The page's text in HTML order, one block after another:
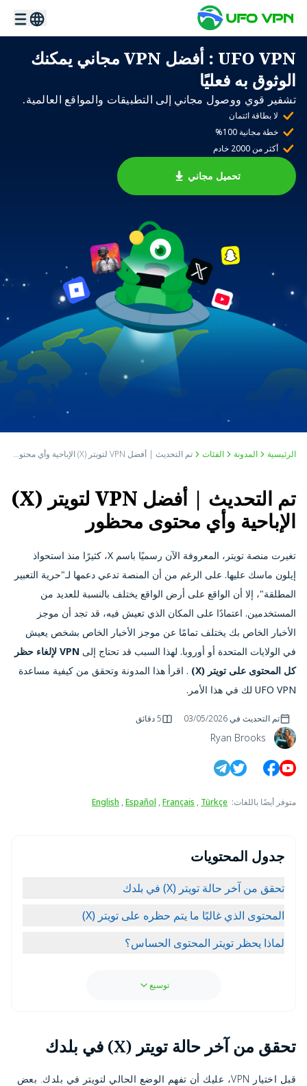
UFO VPN
: أفضل VPN مجاني يمكنك
الوثوق به فعليًا
تشفير قوي ووصول مجاني إلى التطبيقات والمواقع العالمية.
لا بطاقة ائتمان
خطة مجانية 100%
أكثر من 2000 خادم
تحميل مجاني
الرئيسية المدونة الفئات تم التحديث | أفضل VPN لتويتر (X) الإباحية وأي محتوى محظور
تم التحديث | أفضل VPN لتويتر (X)
الإباحية وأي محتوى محظور
تغيرت منصة تويتر، المعروفة الآن رسميًا باسم X، كثيرًا منذ استحواذ
إيلون ماسك عليها. على الرغم من أن المنصة تدعي دعمها لـ"حرية التعبير
المطلقة"، إلا أن الواقع على أرض الواقع يختلف بالنسبة للعديد من
المستخدمين. اعتمادًا على المكان الذي تعيش فيه، قد تجد أن موجز
الأخبار الخاص بك يختلف تمامًا عن موجز الأخبار الخاص بشخص يعيش
في الولايات المتحدة أو أوروبا. لهذا السبب قد تحتاج إلى
VPN لإلغاء حظر
كل المحتوى على تويتر (X)
. اقرأ هذا المدونة وتحقق من كيفية مساعدة
UFO VPN لك في هذا الأمر.
Ryan Brooks
تم التحديث في03/05/2026 5 دقائق
متوفر أيضًا باللغات:
English ,Español ,Français , Türkçe
جدول المحتويات
تحقق من آخر حالة تويتر (X) في بلدك
المحتوى الذي غالبًا ما يتم حظره على تويتر (X)
لماذا يحظر تويتر المحتوى الحساس؟
توسيع
تحقق من آخر حالة تويتر (X) في بلدك
قبل اختيار VPN، عليك أن تفهم الوضع الحالي لتويتر في بلدك. بعض